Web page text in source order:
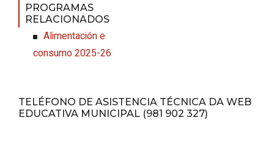
PROGRAMAS
RELACIONADOS
Alimentación e
consumo 2025-26
TELÉFONO DE ASISTENCIA TÉCNICA DA WEB
EDUCATIVA MUNICIPAL (981 902 327)